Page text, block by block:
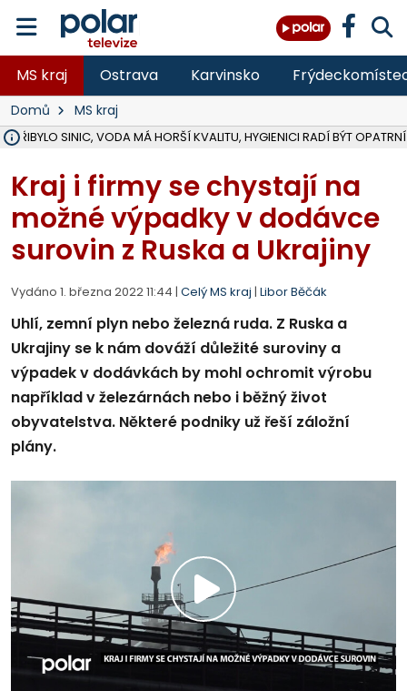
MS kraj Ostrava Karvinsko
Domů MS kraj
PŘIBYLO SINIC, VODA MÁ HORŠÍ KVALITU, HYGIENICI RADÍ BÝT OPATRNÍ
Kraj i firmy se chystají na
možné výpadky v dodávce
surovin z Ruska a Ukrajiny
Vydáno 1. března 2022 11:44 | Celý MS kraj | Libor Běčák
Uhlí, zemní plyn nebo železná ruda. Z Ruska a
Ukrajiny se k nám dováží důležité suroviny a
výpadek v dodávkách by mohl ochromit výrobu
například v železárnách nebo i běžný život
obyvatelstva. Některé podniky už řeší záložní
plány.
Přehrát
video